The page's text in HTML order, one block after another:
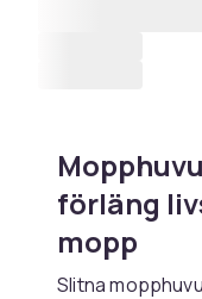
förläng
mopp
Slitna